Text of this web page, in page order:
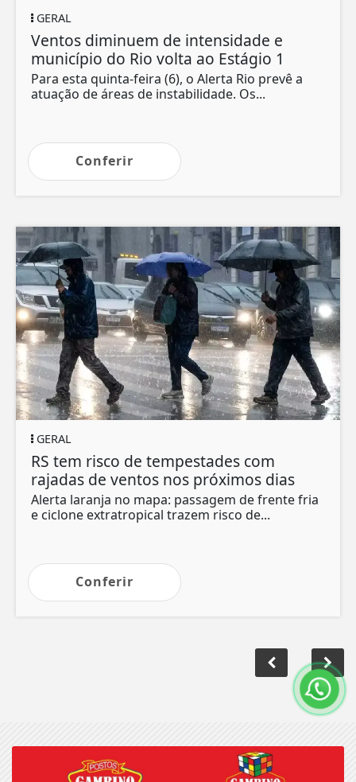
GERAL
Ventos diminuem de intensidade e
município do Rio volta ao Estágio 1
Para esta quinta-feira (6), o Alerta Rio prevê a
atuação de áreas de instabilidade. Os...
Conferir
GERAL
RS tem risco de tempestades com
rajadas de ventos nos próximos dias
Alerta laranja no mapa: passagem de frente fria
e ciclone extratropical trazem risco de...
Conferir